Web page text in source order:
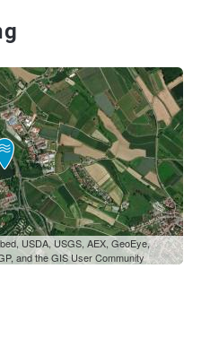
USDA, USGS, AEX, GeoEye,
and the GIS User Community